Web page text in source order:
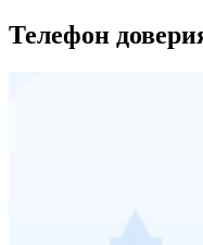
Телефон